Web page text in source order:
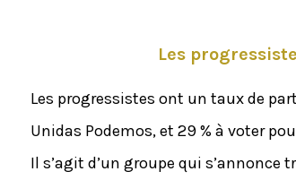
Les
Les progressistes ont un taux de
Unidas Podemos, et 29 % à voter
Il s’agit d’un groupe qui